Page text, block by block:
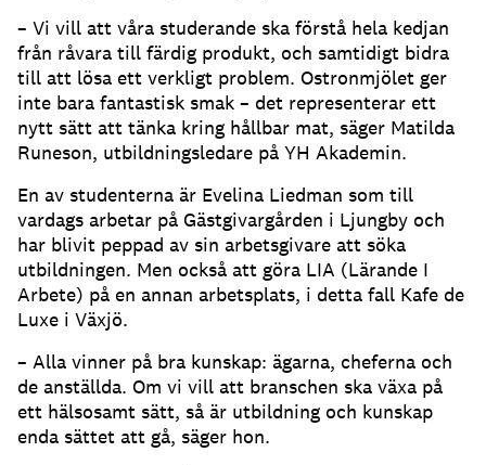
– Vi vill att våra studerande ska förstå hela kedjan
från råvara till färdig produkt, och samtidigt bidra
till att lösa ett verkligt problem. Ostronmjölet ger
inte bara fantastisk smak – det representerar ett
nytt sätt att tänka kring hållbar mat, säger Matilda
Runeson, utbildningsledare på YH Akademin.
En av studenterna är Evelina Liedman som till
vardags arbetar på Gästgivargården i Ljungby och
har blivit peppad av sin arbetsgivare att söka
utbildningen. Men också att göra LIA (Lärande I
Arbete) på en annan arbetsplats, i detta fall Kafe de
Luxe i Växjö.
– Alla vinner på bra kunskap: ägarna, cheferna och
de anställda. Om vi vill att branschen ska växa på
ett hälsosamt sätt, så är utbildning och kunskap
enda sättet att gå, säger hon.